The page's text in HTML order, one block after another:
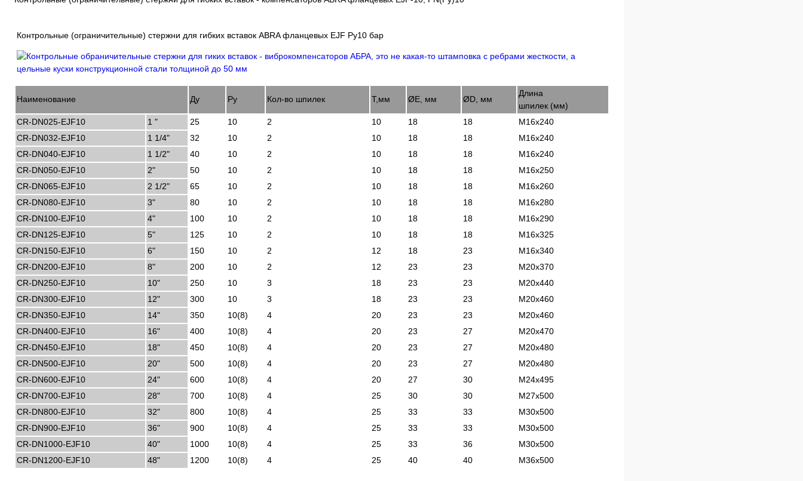
Контрольные (ограничительные) стержни для гибких вставок ABRA фланцевых EJF Ру10 бар
Наименование Ду Ру Кол-во шпилек Т,мм ØE, мм ØD, мм
Длина
шпилек (мм)
CR-DN025-EJF10
1 " 25 10 2 10 18 18
М16х240
CR-DN032-EJF10
1 1/4" 32 10 2 10 18 18
М16х240
CR-DN040-EJF10
1 1/2" 40 10 2 10 18 18
М16х240
CR-DN050-EJF10
2" 50 10 2 10 18 18
М16х250
CR-DN065-EJF10
2 1/2" 65 10 2 10 18 18
М16х260
CR-DN080-EJF10
3" 80 10 2 10 18 18
М16х280
CR-DN100-EJF10
4" 100 10 2 10 18 18
М16х290
CR-DN125-EJF10
5" 125 10 2 10 18 18
М16х325
CR-DN150-EJF10
6" 150 10 2 12 18 23
М16х340
CR-DN200-EJF10
8" 200 10 2 12 23 23
М20х370
CR-DN250-EJF10
10" 250 10 3 18 23 23
М20х440
CR-DN300-EJF10
12" 300 10 3 18 23 23
М20х460
CR-DN350-EJF10
14" 350 10(8) 4 20 23 23
М20х460
CR-DN400-EJF10
16" 400 10(8) 4 20 23 27
М20х470
CR-DN450-EJF10
18" 450 10(8) 4 20 23 27
М20х480
CR-DN500-EJF10
20" 500 10(8) 4 20 23 27
М20х480
CR-DN600-EJF10
24" 600 10(8) 4 20 27 30
М24х495
CR-DN700-EJF10
28" 700 10(8) 4 25 30 30
М27х500
CR-DN800-EJF10
32" 800 10(8) 4 25 33 33
М30х500
CR-DN900-EJF10
36" 900 10(8) 4 25 33 33
М30х500
CR-DN1000-EJF10
40" 1000 10(8) 4 25 33 36
М30х500
CR-DN1200-EJF10
48" 1200 10(8) 4 25 40 40 М36х500